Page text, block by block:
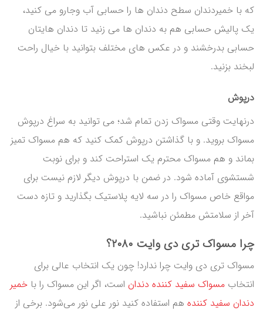
که با خمیردندان سطح دندان ها را حسابی آب وجارو می کنید،
یک پالیش حسابی هم به دندان ها می زنید تا دندان هایتان
حسابی بدرخشند و در عکس های مختلف بتوانید با خیال راحت
لبخند بزنید.
درپوش
درنهایت وقتی مسواک زدن تمام شد؛ می توانید به سراغ درپوش
مسواک بروید. و با گذاشتن درپوش کمک کنید که هم مسواک تمیز
بماند و هم مسواک محترم یک استراحت کند و برای نوبت
شستشوی آماده شود. در ضمن با درپوش دیگر لازم نیست برای
مواقع خاص مسواک را در سه لایه پلاستیک بگذارید و تازه دست
آخر از سلامتش مطمئن نباشید.
چرا مسواک تری دی وایت ۲۰۸۰؟
مسواک تری دی وایت چرا ندارد! چون یک انتخاب عالی برای
انتخاب مسواک سفید کننده دندان است، اگر این مسواک را با خمیر
دندان سفید کننده هم استفاده کنید نور علی نور می‌شود. برخی از